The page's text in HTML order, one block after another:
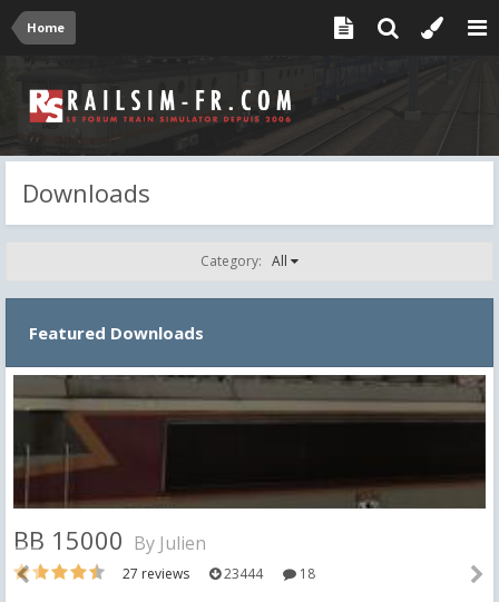
Home
Downloads
Category: All
Featured Downloads
BB 15000 By Julien
27 reviews 23444 18